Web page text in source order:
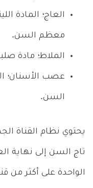
العاج؛ المادة
معظم السن.
الملاط؛ مادة
عصب الأسنان؛
السن.
يحتوي نظام القناة
تاج السن إلى نهاية
الواحدة على أكثر من